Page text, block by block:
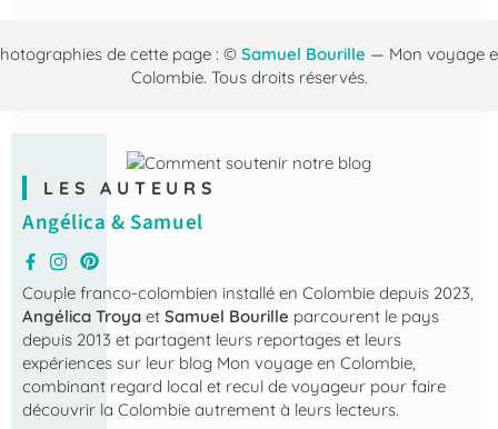
de cette page : © Samuel Bourille — Mon voyage
Colombie. Tous droits réservés.
LES AUTEURS
Angélica & Samuel
Couple franco-colombien installé en Colombie depuis 2023,
Angélica Troya et Samuel Bourille parcourent le pays
depuis 2013 et partagent leurs reportages et leurs
expériences sur leur blog Mon voyage en Colombie,
combinant regard local et recul de voyageur pour faire
découvrir la Colombie autrement à leurs lecteurs.